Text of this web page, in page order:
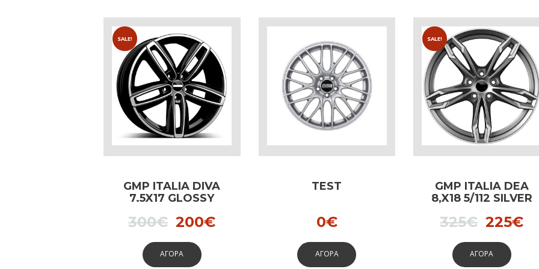
SALE!
GMP ITALIA DIVA
7.5X17 GLOSSY
to MINI
300€ Original
price
was:
200€Current
ΑΓΟΡΑ
TEST
0€
ΑΓΟΡΑ
SALE!
GMP ITALIA DEA
8,X18 5/112 SILVER
325€ Original
price
was:
225€
ΑΓΟΡΑ